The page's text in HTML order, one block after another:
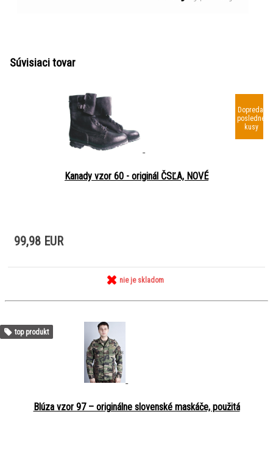
Súvisiaci tovar
Kanady vzor 60 - originál ČSĽA, NOVÉ
99,98 EUR
nie je skladom
Dopredaj
posledné
kusy
Blúza vzor 97 – originálne slovenské maskáče, použitá
top produkt